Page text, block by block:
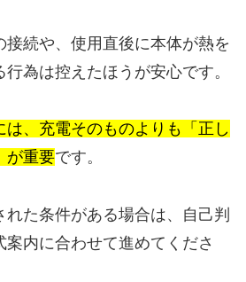
接続や、使用直後に本体が熱を
為は控えたほうが安心です。
、充電そのものよりも「正し
が重要です。
れた条件がある場合は、自己判
内に合わせて進めてくださ